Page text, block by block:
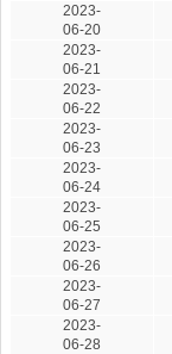
2023-
06-20
2023-
06-21
2023-
06-22
2023-
06-23
2023-
06-24
2023-
06-25
2023-
06-26
2023-
06-27
2023-
06-28